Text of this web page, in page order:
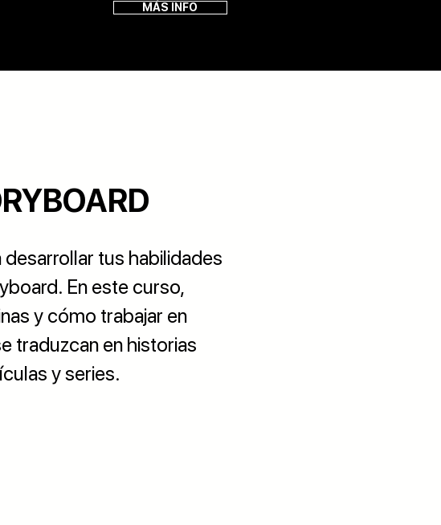
MÁS INFO
tus habilidades
En este curso,
y cómo trabajar en
traduzcan en historias
y series.